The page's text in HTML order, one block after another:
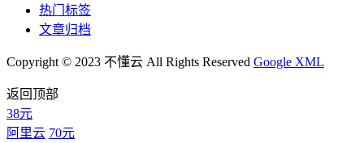
热门标签
文章归档
Copyright © 2023 不懂云 All Rights Reserved Google XML
返回顶部
38元
阿里云 70元